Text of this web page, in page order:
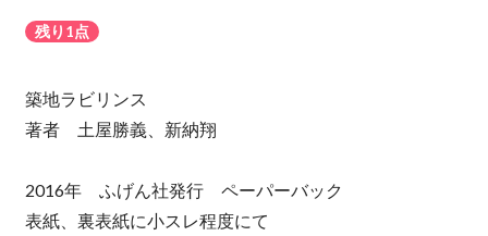
残り1点
築地ラビリンス
著者 土屋勝義、新納翔
2016年 ふげん社発行 ペーパーバック
表紙、裏表紙に小スレ程度にて